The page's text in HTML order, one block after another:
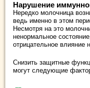
Нарушение
Нередко молочница
ведь именно в этом
Несмотря на это
ненормальное
отрицательное влияние
Снизить защитные
могут следующие